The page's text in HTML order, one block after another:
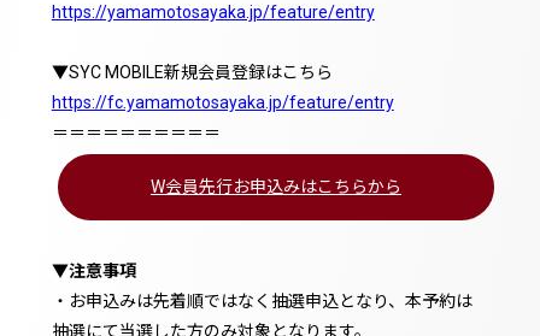
https://yamamotosayaka.jp/feature/entry
▼SYC MOBILE新規会員登録はこちら
https://fc.yamamotosayaka.jp/feature/entry
＝＝＝＝＝＝＝＝＝＝
W会員先行お申込みはこちらから
▼注意事項
・お申込みは先着順ではなく抽選申込となり、本予約は
抽選にて当選した方のみ対象となります。